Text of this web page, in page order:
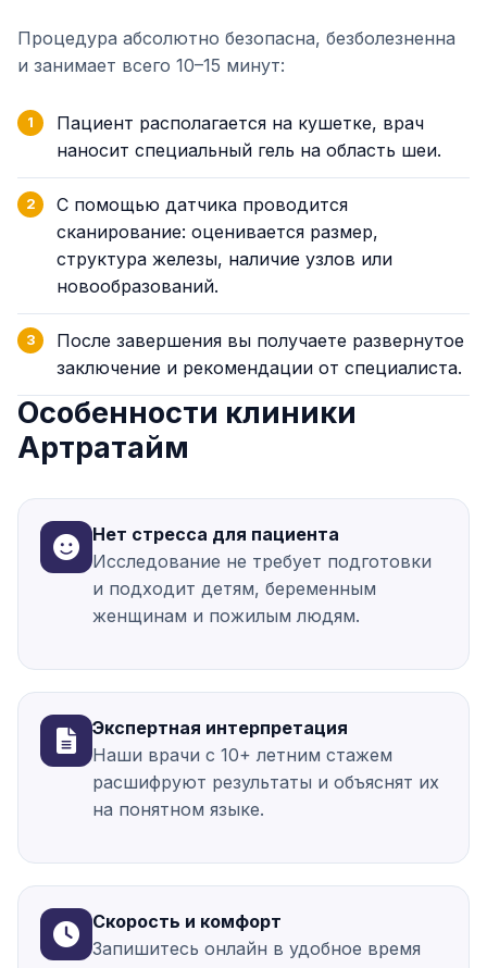
Процедура абсолютно безопасна, безболезненна
и занимает всего 10–15 минут:
Пациент располагается на кушетке, врач
наносит специальный гель на область шеи.
С помощью датчика проводится
сканирование: оценивается размер,
структура железы, наличие узлов или
новообразований.
После завершения вы получаете развернутое
заключение и рекомендации от специалиста.
Особенности клиники
Артратайм
Нет стресса для пациента
Исследование не требует подготовки
и подходит детям, беременным
женщинам и пожилым людям.
Экспертная интерпретация
Наши врачи с 10+ летним стажем
расшифруют результаты и объяснят их
на понятном языке.
Скорость и комфорт
Запишитесь онлайн в удобное время